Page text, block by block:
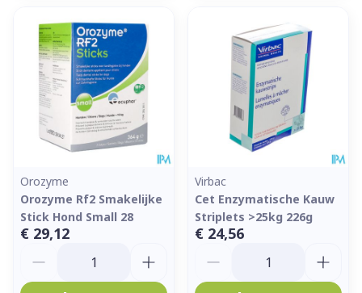
Orozyme
Orozyme Rf2 Smakelijke
Stick Hond Small 28
€ 29,12
Virbac
Cet Enzymatische Kauw
Striplets >25kg 226g
€ 24,56